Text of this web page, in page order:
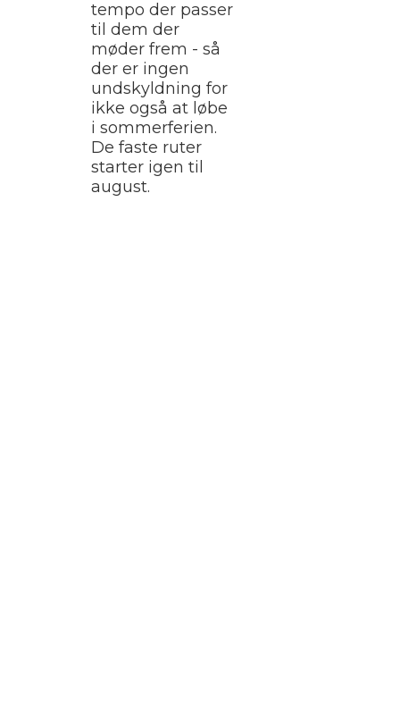
tempo der passer
til dem der
møder frem - så
der er ingen
undskyldning for
ikke også at løbe
i sommerferien.
De faste ruter
starter igen til
august.